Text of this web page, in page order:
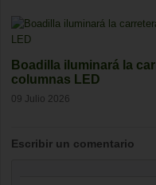
Boadilla iluminará la
columnas LED
09 Julio 2026
Escribir un comentario